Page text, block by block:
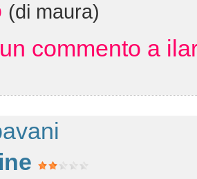
(di maura)
commento a